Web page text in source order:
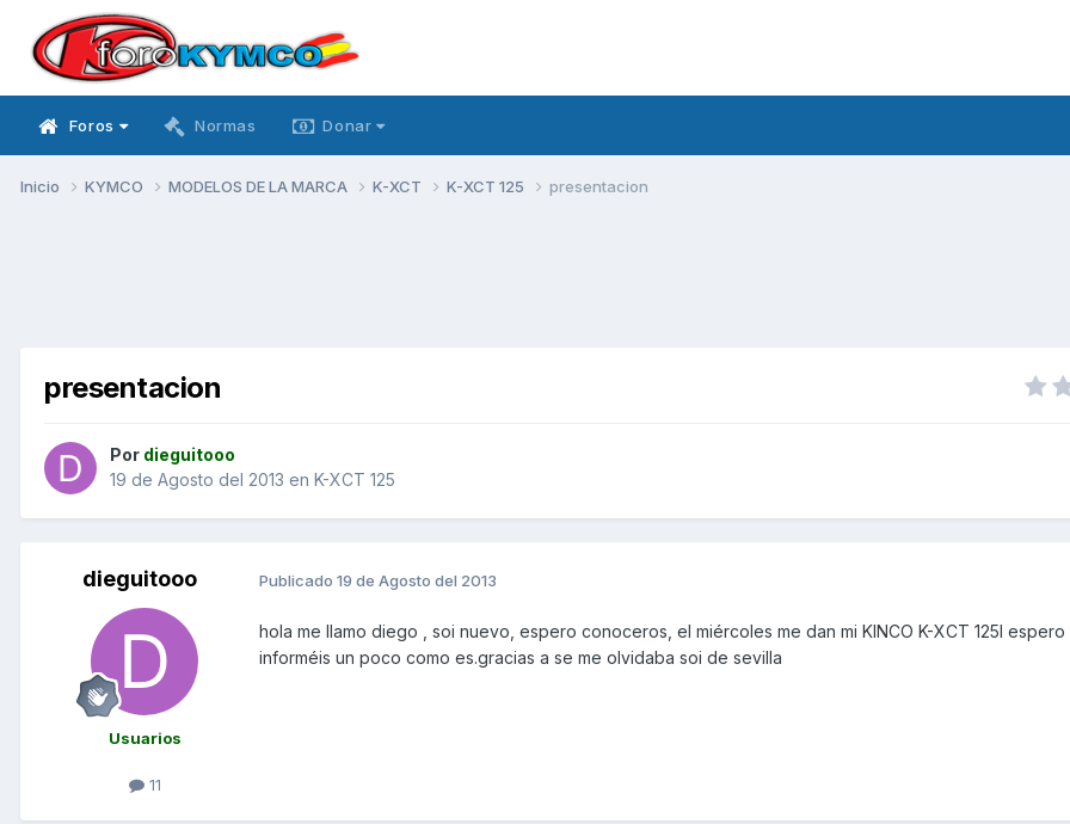
Foros Normas Donar
Inicio KYMCO MODELOS DE LA MARCA K-XCT K-XCT 125 presentacion
presentacion
Por dieguitooo
19 de Agosto del 2013 en K-XCT 125
dieguitooo
Usuarios
11
Publicado 19 de Agosto del 2013
hola me llamo diego , soi nuevo, espero conoceros, el miércoles me dan mi KINCO K-XCT 125I
informéis un poco como es.gracias a se me olvidaba soi de sevilla